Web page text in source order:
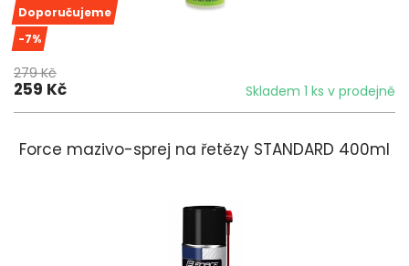
Doporučujeme
-7%
279 Kč
259 Kč Skladem 1 ks v prodejně
Force mazivo-sprej na řetězy STANDARD 400ml